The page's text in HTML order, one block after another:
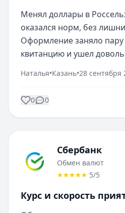
Менял доллары в
оказался норм, без
Оформление заняло пару
квитанцию и ушел
Наталья•Казань•28 сентября
0 0
Сбербанк
Обмен валют
5/5
Курс и скорость